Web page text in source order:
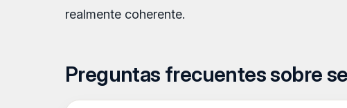
realmente coherente.
Preguntas frecuentes sobre